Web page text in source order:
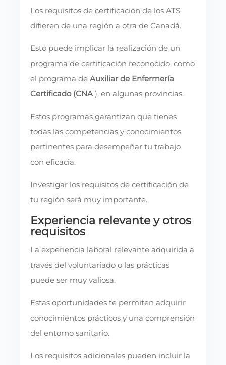
Los requisitos de certificación de los ATS
difieren de una región a otra de Canadá.
Esto puede implicar la realización de un
programa de certificación reconocido, como
el programa deAuxiliar de Enfermería
Certificado (CNA), en algunas provincias.
Estos programas garantizan que tienes
todas las competencias y conocimientos
pertinentes para desempeñar tu trabajo
con eficacia.
Investigar los requisitos de certificación de
tu región será muy importante.
Experiencia relevante y otros
requisitos
La experiencia laboral relevante adquirida a
través del voluntariado o las prácticas
puede ser muy valiosa.
Estas oportunidades te permiten adquirir
conocimientos prácticos y una comprensión
del entorno sanitario.
Los requisitos adicionales pueden incluir la